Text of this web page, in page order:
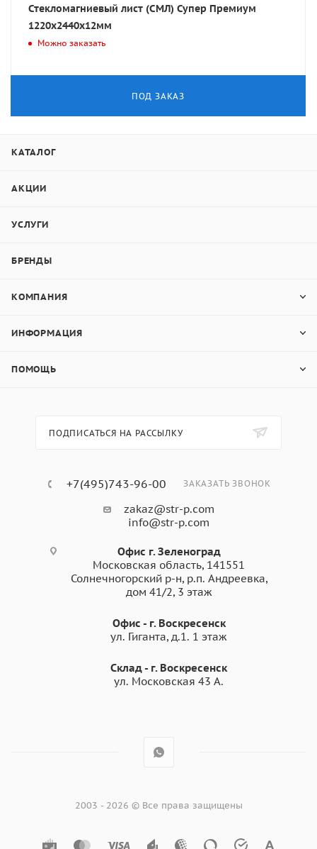
Стекломагниевый лист (СМЛ) Супер Премиум
1220x2440x12мм
Можно заказать
ПОД ЗАКАЗ
КАТАЛОГ
АКЦИИ
УСЛУГИ
БРЕНДЫ
КОМПАНИЯ
ИНФОРМАЦИЯ
ПОМОЩЬ
ПОДПИСАТЬСЯ НА РАССЫЛКУ
+7(495)743-96-00 ЗАКАЗАТЬ ЗВОНОК
zakaz@str-p.com
info@str-p.com
Офис г. Зеленоград
Московская область, 141551
Солнечногорский р-н, р.п. Андреевка,
дом 41/2, 3 этаж
Офис - г. Воскресенск
ул. Гиганта, д.1. 1 этаж
Склад - г. Воскресенск
ул. Московская 43 А.
2003 - 2026 © Все права защищены